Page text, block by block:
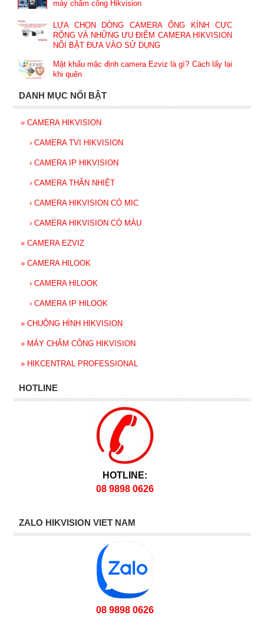
máy chấm công Hikvision
LỰA CHỌN DÒNG CAMERA ỐNG KÍNH CỰC
RỘNG VÀ NHỮNG ƯU ĐIỂM CAMERA HIKVISION
NỔI BẬT ĐƯA VÀO SỬ DỤNG
Mật khẩu mặc định camera Ezviz là gì? Cách lấy lại
khi quên
DANH MỤC NỔI BẬT
» CAMERA HIKVISION
› CAMERA TVI HIKVISION
› CAMERA IP HIKVISION
› CAMERA THÂN NHIỆT
› CAMERA HIKVISION CÓ MIC
› CAMERA HIKVISION CÓ MÀU
» CAMERA EZVIZ
» CAMERA HILOOK
› CAMERA HILOOK
› CAMERA IP HILOOK
» CHUÔNG HÌNH HIKVISION
» MÁY CHẤM CÔNG HIKVISION
» HIKCENTRAL PROFESSIONAL
HOTLINE
HOTLINE:
08 9898 0626
ZALO HIKVISION VIET NAM
08 9898 0626